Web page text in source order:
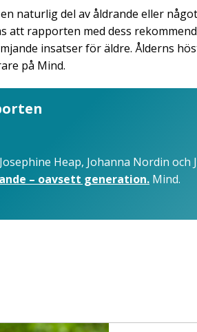
naturlig del av åldrande eller
att rapporten med dess
insatser för äldre. Ålderns
på Mind.
Heap, Johanna Nordin och
– oavsett generation. Mind.